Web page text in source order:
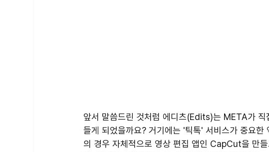
앞서 말씀드린 것처럼 에디츠(Edits)는 META가
들게 되었을까요? 거기에는 '틱톡' 서비스가 중요
의 경우 자체적으로 영상 편집 앱인 CapCut을 만